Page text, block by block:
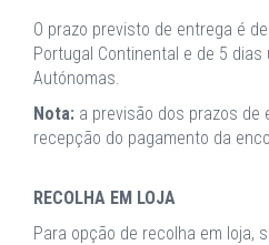
O prazo previsto de entrega é
Portugal Continental e de 5
Autónomas.
Nota: a previsão dos prazos de
recepção do pagamento da
RECOLHA EM LOJA
Para opção de recolha em loja,